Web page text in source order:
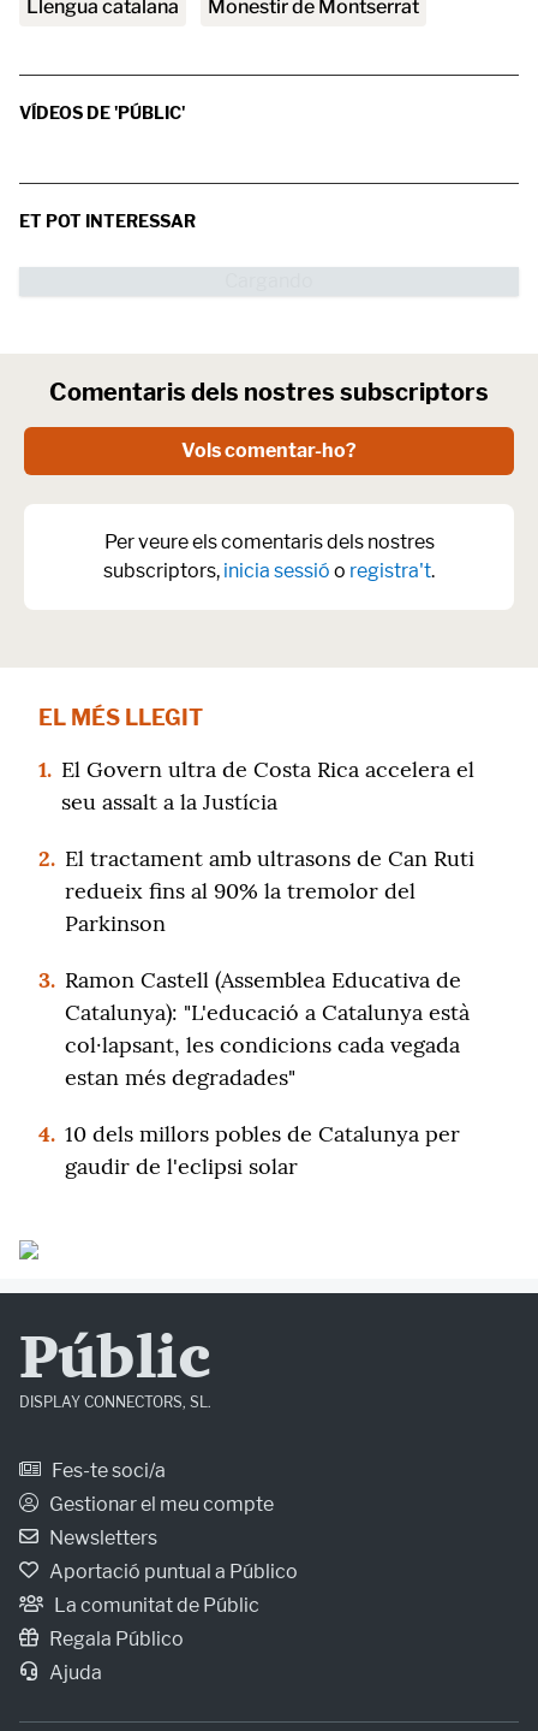
Llengua catalana Monestir de Montserrat
VÍDEOS DE 'PÚBLIC'
ET POT INTERESSAR
Comentaris dels nostres subscriptors
Vols comentar-ho?
Per veure els comentaris dels nostres
subscriptors, inicia sessió o registra't.
EL MÉS LLEGIT
1. El Govern ultra de Costa Rica accelera el
seu assalt a la Justícia
2. El tractament amb ultrasons de Can Ruti
redueix fins al 90% la tremolor del
Parkinson
3. Ramon Castell (Assemblea Educativa de
Catalunya): "L'educació a Catalunya està
col·lapsant, les condicions cada vegada
estan més degradades"
4. 10 dels millors pobles de Catalunya per
gaudir de l'eclipsi solar
Públic
DISPLAY CONNECTORS, SL.
Fes-te soci/a
Gestionar el meu compte
Newsletters
Aportació puntual a Público
La comunitat de Públic
Regala Público
Ajuda